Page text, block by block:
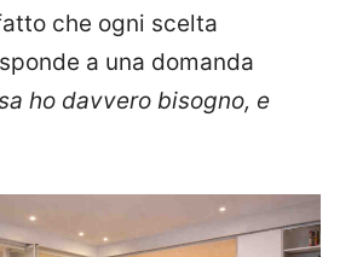
che ogni scelta
a una domanda
ho davvero bisogno, e